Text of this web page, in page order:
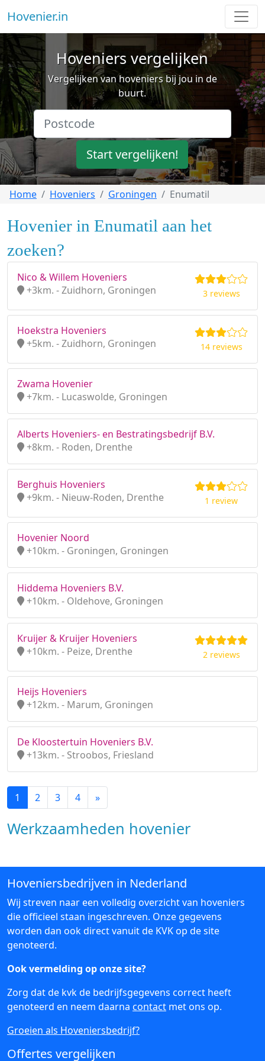
Hovenier.in
Hoveniers vergelijken
Vergelijken van hoveniers bij jou in de
buurt.
Start vergelijken!
Home Hoveniers Groningen Enumatil
Hovenier in Enumatil aan het
zoeken?
Nico & Willem Hoveniers
+3km. - Zuidhorn, Groningen
3 reviews
Hoekstra Hoveniers
+5km. - Zuidhorn, Groningen
14 reviews
Zwama Hovenier
+7km. - Lucaswolde, Groningen
Alberts Hoveniers- en Bestratingsbedrijf B.V.
+8km. - Roden, Drenthe
Berghuis Hoveniers
+9km. - Nieuw-Roden, Drenthe
1 review
Hovenier Noord
+10km. - Groningen, Groningen
Hiddema Hoveniers B.V.
+10km. - Oldehove, Groningen
Kruijer & Kruijer Hoveniers
+10km. - Peize, Drenthe
2 reviews
Heijs Hoveniers
+12km. - Marum, Groningen
De Kloostertuin Hoveniers B.V.
+13km. - Stroobos, Friesland
1 2 3 4 »
Werkzaamheden hovenier
Hoveniersbedrijven in Nederland
Wij streven naar een volledig overzicht van hoveniers
die officieel staan ingeschreven. Onze gegevens
worden dan ook direct vanuit de KVK op de site
genoteerd.
Ook vermelding op onze site?
Zorg dat de kvk de bedrijfsgegevens correct heeft
genoteerd en neem daarna contact met ons op.
Groeien als Hoveniersbedrijf?
Offertes vergelijken